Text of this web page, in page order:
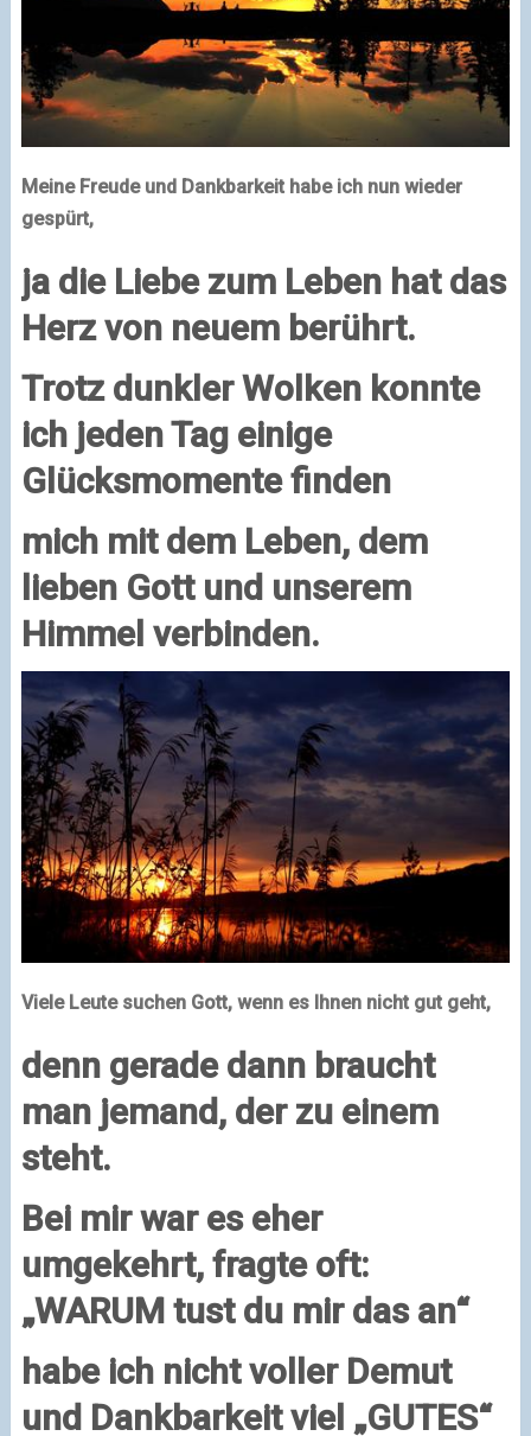
Meine Freude und Dankbarkeit habe ich nun wieder
gespürt,
ja die Liebe zum Leben hat das
Herz von neuem berührt.
Trotz dunkler Wolken konnte
ich jeden Tag einige
Glücksmomente finden
mich mit dem Leben, dem
lieben Gott und unserem
Himmel verbinden.
Viele Leute suchen Gott, wenn es Ihnen nicht gut geht,
denn gerade dann braucht
man jemand, der zu einem
steht.
Bei mir war es eher
umgekehrt, fragte oft:
„WARUM tust du mir das an“
habe ich nicht voller Demut
und Dankbarkeit viel „GUTES“